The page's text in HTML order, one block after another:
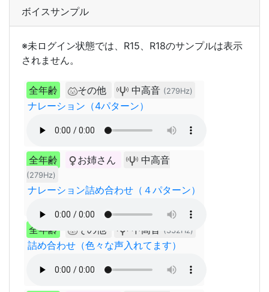
ボイスサンプル
※未ログイン状態では、R15、R18のサンプルは表示
されません。
全年齢 その他 中高音 (279Hz)
ナレーション（4パターン）
全年齢 お姉さん 中高音
(279Hz)
ナレーション詰め合わせ（４パターン）
全年齢 その他 中高音 (332Hz)
詰め合わせ（色々な声入れてます）